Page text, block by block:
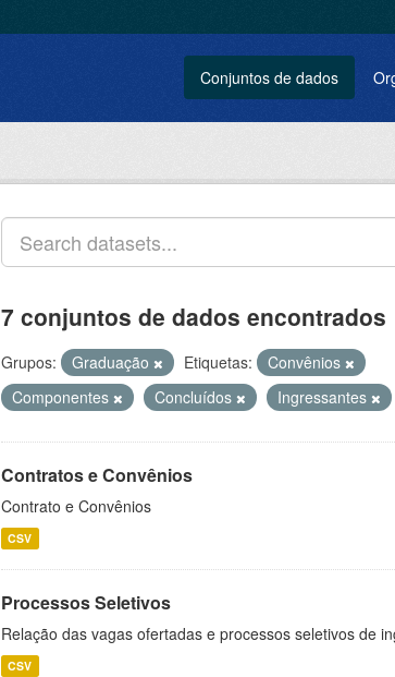
Conjuntos de dados
7 conjuntos de dados encontrados
Grupos: Graduação Etiquetas:
Convênios
Componentes
Concluídos Ingressantes
Contratos e Convênios
Contrato e Convênios
CSV
Processos Seletivos
Relação das vagas ofertadas e processos seletivos de
CSV